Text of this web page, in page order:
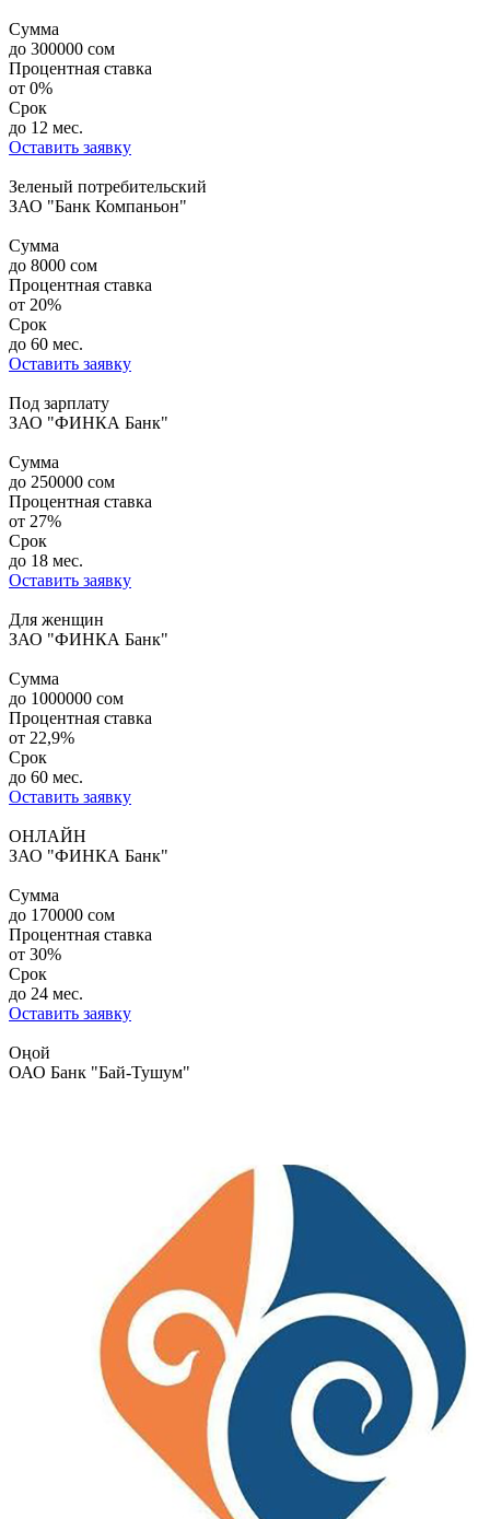
Сумма
до 300000 сом
Процентная ставка
от 0%
Срок
до 12 мес.
Оставить заявку
Зеленый потребительский
ЗАО "Банк Компаньон"
Сумма
до 8000 сом
Процентная ставка
от 20%
Срок
до 60 мес.
Оставить заявку
Под зарплату
ЗАО "ФИНКА Банк"
Сумма
до 250000 сом
Процентная ставка
от 27%
Срок
до 18 мес.
Оставить заявку
Для женщин
ЗАО "ФИНКА Банк"
Сумма
до 1000000 сом
Процентная ставка
от 22,9%
Срок
до 60 мес.
Оставить заявку
ОНЛАЙН
ЗАО "ФИНКА Банк"
Сумма
до 170000 сом
Процентная ставка
от 30%
Срок
до 24 мес.
Оставить заявку
Оңой
ОАО Банк "Бай-Тушум"